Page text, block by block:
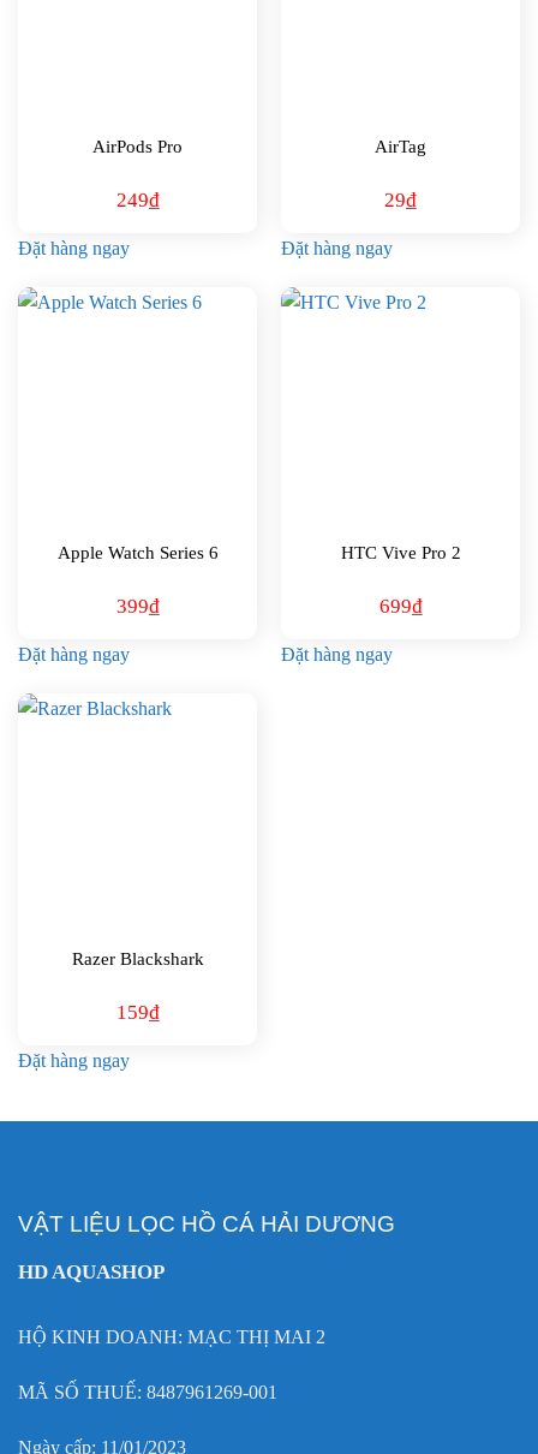
AirPods Pro
249₫
Đặt hàng ngay
AirTag
29₫
Đặt hàng ngay
Apple Watch Series 6
399₫
Đặt hàng ngay
HTC Vive Pro 2
699₫
Đặt hàng ngay
Razer Blackshark
159₫
Đặt hàng ngay
VẬT LIỆU LỌC HỒ CÁ HẢI DƯƠNG
HD AQUASHOP
HỘ KINH DOANH: MẠC THỊ MAI 2
MÃ SỐ THUẾ: 8487961269-001
Ngày cấp: 11/01/2023